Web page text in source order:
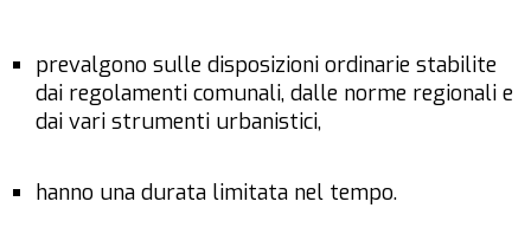
prevalgono sulle disposizioni ordinarie stabilite
dai regolamenti comunali, dalle norme regionali e
dai vari strumenti urbanistici,
hanno una durata limitata nel tempo.